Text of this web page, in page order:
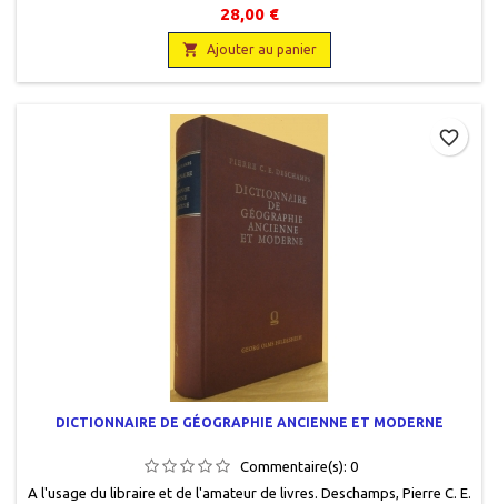
état, livre protégé par une couverture plastique. Toilé éditeur bleu,
page de garde illustrée d'une photo.
28,00 €
 Ajouter au panier
DICTIONNAIRE DE GÉOGRAPHIE ANCIENNE ET MODERNE
Commentaire(s): 0
A l'usage du libraire et de l'amateur de livres. Deschamps, Pierre C. E.
favorite_border